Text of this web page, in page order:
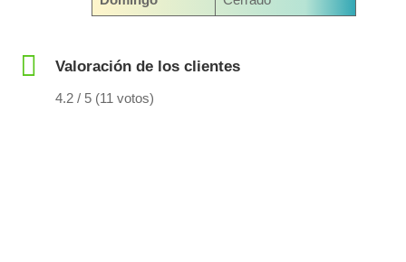
Valoración de los clientes
4.2 / 5 (11 votos)